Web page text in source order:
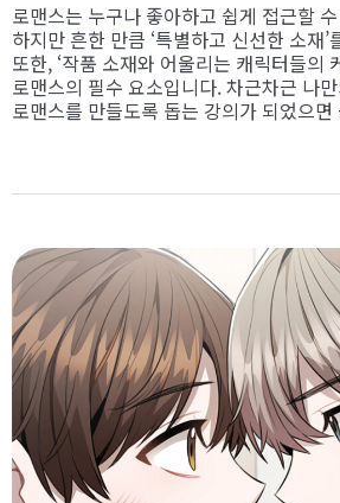
로맨스는 누구나 좋아하고 쉽게 접근할
하지만 흔한 만큼 ‘특별하고 신선한 소재
또한, ‘작품 소재와 어울리는 캐릭터들의
로맨스의 필수 요소입니다. 차근차근 나
로맨스를 만들도록 돕는 강의가 되었으